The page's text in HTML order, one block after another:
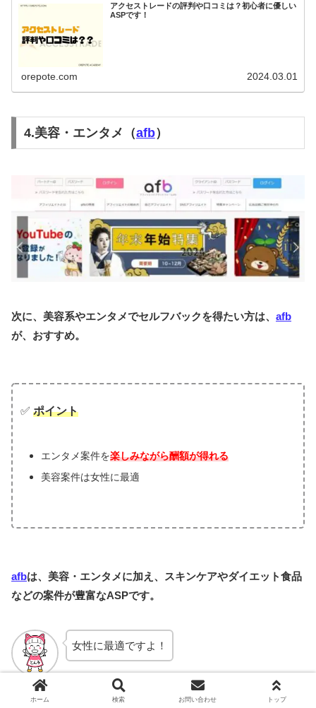
アクセストレードの評判や口コミは？初心者に優しい
ASPです！
orepote.com 2024.03.01
4.美容・エンタメ（afb）
次に、美容系やエンタメでセルフバックを得たい方は、 afb
が、おすすめ。
✅ ポイント
エンタメ案件を楽しみながら酬額が得れる
美容案件は女性に最適
afbは、美容・エンタメに加え、スキンケアやダイエット食品
などの案件が豊富なASPです。
女性に最適ですよ！
ホーム 検索 お問い合わせ トップ